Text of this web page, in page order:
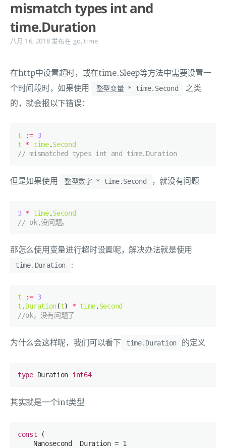
mismatch types int and
time.Duration
八月 16, 2018 发布在 go,time
在http中设置超时，或在time.Sleep等方法中需要设置一
个时间段时，如果使用
整型变量 * time.Second
之类
的，就会报以下错误：
t := 3
t * time.Second
// mismatched types int and time.Duration
但是如果使用 整型数字 * time.Second ，就没有问题
3 * time.Second
// ok,没问题。
那怎么使用变量进行超时设置呢，解决办法就是使用
time.Duration :
t := 3
t .Duration(t) * time. Second
//ok，没有问题了
为什么会这样呢，我们可以看下 time.Duration 的定义
type Duration int64
其实就是一个int类型
const (
    Nanosecond  Duration =
1